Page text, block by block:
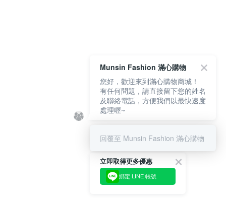
立即取得更多優惠
綁定 LINE 帳號
Munsin Fashion 滿心購物
您好，歡迎來到滿心購物商城！
有任何問題，請直接留下您的姓名
及聯絡電話，方便我們以最快速度
處理喔~
回覆至 Munsin Fashion 滿心購物